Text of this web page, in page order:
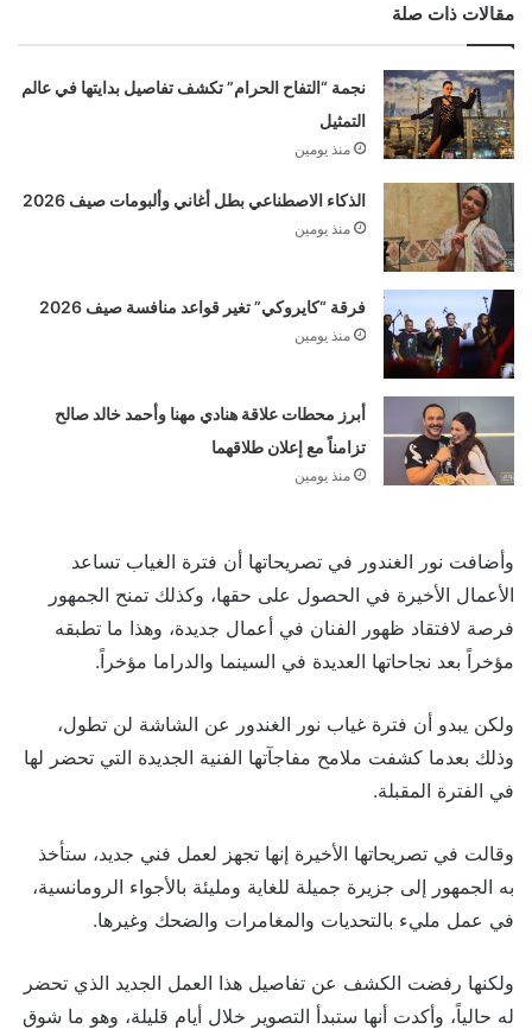
مقالات ذات صلة
نجمة “التفاح الحرام” تكشف تفاصيل بدايتها في عالم
التمثيل
منذ يومين
الذكاء الاصطناعي بطل أغاني وألبومات صيف 2026
منذ يومين
فرقة “كايروكي” تغير قواعد منافسة صيف 2026
منذ يومين
أبرز محطات علاقة هنادي مهنا وأحمد خالد صالح
تزامناً مع إعلان طلاقهما
منذ يومين
وأضافت نور الغندور في تصريحاتها أن فترة الغياب تساعد
الأعمال الأخيرة في الحصول على حقها، وكذلك تمنح الجمهور
فرصة لافتقاد ظهور الفنان في أعمال جديدة، وهذا ما تطبقه
مؤخراً بعد نجاحاتها العديدة في السينما والدراما مؤخراً.
ولكن يبدو أن فترة غياب نور الغندور عن الشاشة لن تطول،
وذلك بعدما كشفت ملامح مفاجآتها الفنية الجديدة التي تحضر لها
في الفترة المقبلة.
وقالت في تصريحاتها الأخيرة إنها تجهز لعمل فني جديد، ستأخذ
به الجمهور إلى جزيرة جميلة للغاية ومليئة بالأجواء الرومانسية،
في عمل مليء بالتحديات والمغامرات والضحك وغيرها.
ولكنها رفضت الكشف عن تفاصيل هذا العمل الجديد الذي تحضر
له حالياً، وأكدت أنها ستبدأ التصوير خلال أيام قليلة، وهو ما شوق